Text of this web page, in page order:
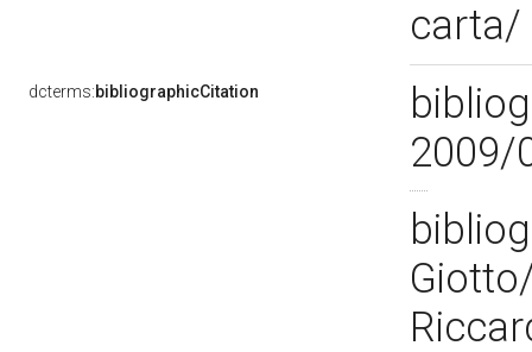
dcterms:bibliographicCitation